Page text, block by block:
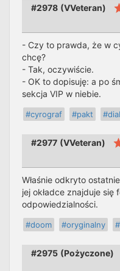
#2978 (VVeteran)
- Czy to prawda, że w
chcę?
- Tak, oczywiście.
- OK to dopisuję: a po
sekcja VIP w niebie.
#cyrograf #pakt
#2977 (VVeteran)
Właśnie odkryto
jej okładce znajduje
odpowiedzialności.
#doom #oryginalny
#2975 (Pożyczone)